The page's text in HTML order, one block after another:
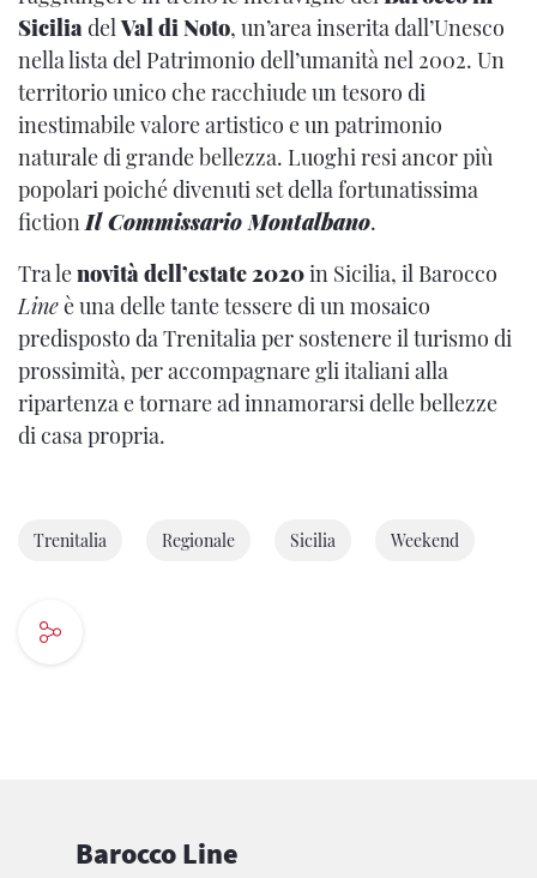
SiciliadelVal di Noto, un’area inserita dall’Unesco
nella lista del Patrimonio dell’umanità nel 2002. Un
territorio unico che racchiude un tesoro di
inestimabile valore artistico e un patrimonio
naturale di grande bellezza. Luoghi resi ancor più
popolari poiché divenuti set della fortunatissima
fictionIl Commissario Montalbano.
Tra lenovità dell’estate 2020in Sicilia, il Barocco
Lineè una delle tante tessere di un mosaico
predisposto da Trenitalia per sostenere il turismo di
prossimità, per accompagnare gli italiani alla
ripartenza e tornare ad innamorarsi delle bellezze
di casa propria.
Trenitalia Regionale Sicilia Weekend
Barocco Line